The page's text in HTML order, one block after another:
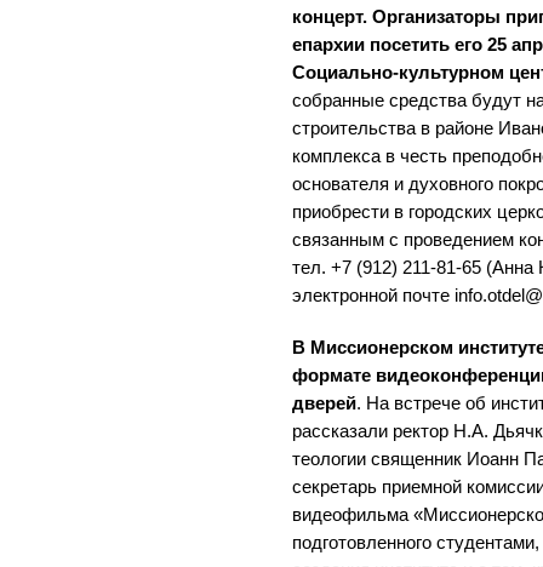
концерт. Организаторы
епархии посетить его 25
Социально-культурном
собранные средства будут
строительства в районе
комплекса в честь
основателя и духовного
приобрести в городских
связанным с проведением
тел. +7 (912) 211-81-65 (Анна
электронной почте
В Миссионерском
формате
дверей. На встрече об
рассказали ректор Н.А.
теологии священник Иоанн
секретарь приемной
видеофильма
подготовленного